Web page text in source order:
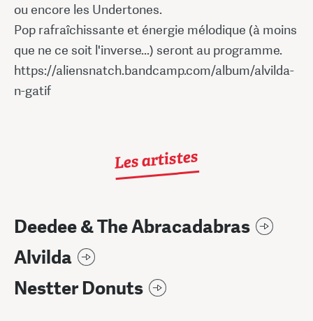
ou encore les Undertones.
Pop rafraîchissante et énergie mélodique (à moins
que ne ce soit l'inverse...) seront au programme.
https://aliensnatch.bandcamp.com/album/alvilda-
n-gatif
Les artistes
Deedee & The Abracadabras
Alvilda
Nestter Donuts